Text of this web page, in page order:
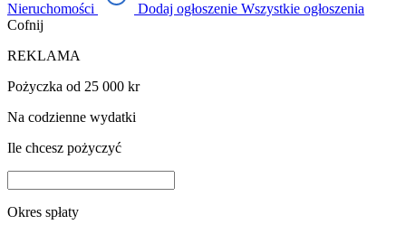
Nieruchomości Dodaj ogłoszenie Wszystkie ogłoszenia
Cofnij
REKLAMA
Pożyczka od 25 000 kr
Na codzienne wydatki
Ile chcesz pożyczyć
Okres spłaty